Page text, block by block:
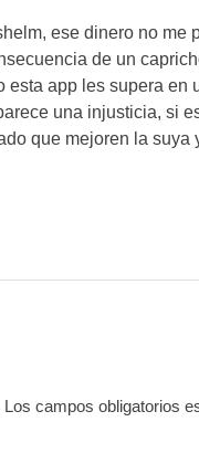
ese dinero no me
de un
app les supera en
una injusticia, si
que mejoren la suya
Los campos obligatorios